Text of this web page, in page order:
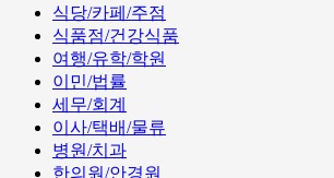
식당/카페/주점
식품점/건강식품
여행/유학/학원
이민/법률
세무/회계
이사/택배/물류
병원/치과
한의원/안경원